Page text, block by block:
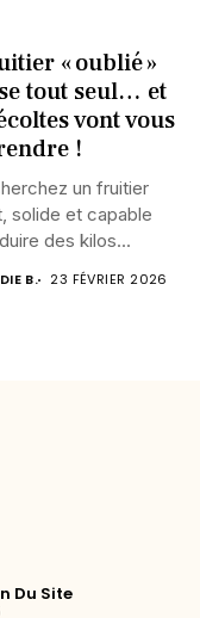
« oublié »
tout seul… et
vont vous
!
un fruitier
solide et capable
des kilos...
B. 23 FÉVRIER 2026
Du Site